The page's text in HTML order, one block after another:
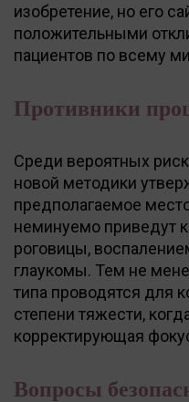
изобретение, но его
положительными
пациентов по всему
Противники
Среди вероятных
новой методики
предполагаемое
неминуемо приведут
роговицы,
глаукомы. Тем не
типа проводятся для
степени тяжести,
корректирующая
Вопросы